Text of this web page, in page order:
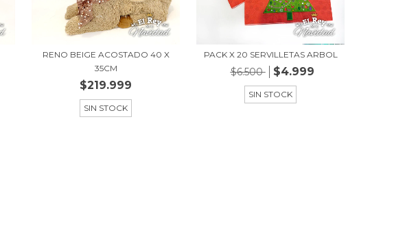
RENO BEIGE ACOSTADO 40 X
35CM
$219.999
SIN STOCK
PACK X 20 SERVILLETAS ARBOL
$6.500 $4.999
SIN STOCK